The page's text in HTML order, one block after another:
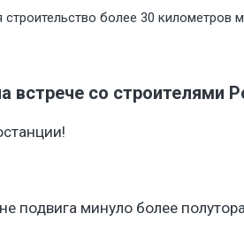
строительство более 30
встрече со строителями
подвига минуло более